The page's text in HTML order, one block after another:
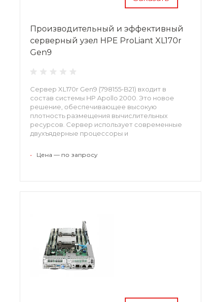
Производительный и эффективный
серверный узел HPE ProLiant XL170r
Gen9
Сервер XL170r Gen9 (798155-B21) входит в
состав системы HP Apollo 2000. Это новое
решение, обеспечивающее высокую
плотность размещения вычислительных
ресурсов. Сервер использует современные
двухъядерные процессоры и
предназначено для размещения в
• Цена — по запросу